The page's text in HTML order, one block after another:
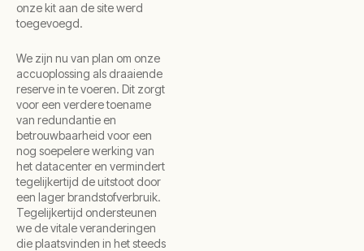
onze kit aan de site werd
toegevoegd.
We zijn nu van plan om onze
accuoplossing als draaiende
reserve in te voeren. Dit zorgt
voor een verdere toename
van redundantie en
betrouwbaarheid voor een
nog soepelere werking van
het datacenter en vermindert
tegelijkertijd de uitstoot door
een lager brandstofverbruik.
Tegelijkertijd ondersteunen
we de vitale veranderingen
die plaatsvinden in het steeds